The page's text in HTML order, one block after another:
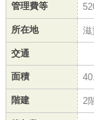
管理費等
所在地 滋
交通
面積
階建 2